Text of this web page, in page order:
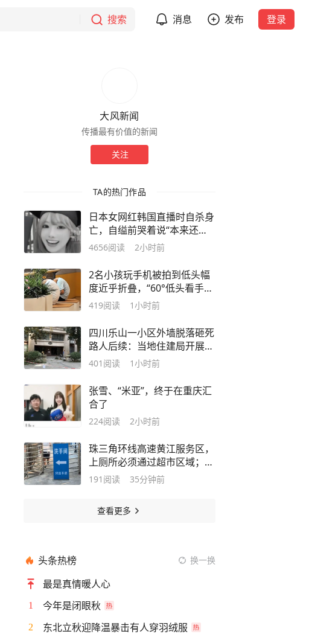
搜索 消息 发布 登录
大风新闻
传播最有价值的新闻
关注
TA的热门作品
日本女网红韩国直播时自杀身
亡，自缢前哭着说“本来还想
多活一会儿”；此前因所追男
宣布“退圈”网暴升级
4656阅读 2小时前
2名小孩玩手机被拍到低头幅
度近乎折叠，“60°低头看手机
=脖子扛50斤水泥”，医生：长
可能瘫痪
419阅读 1小时前
四川乐山一小区外墙脱落砸死
路人后续：当地住建局开展全
区排查整治，事发小区多楼栋
401 阅读 1小时前
张雪、“米亚”，终于在重庆汇
合了
224阅读 2小时前
珠三角环线高速黄江服务区，
上厕所必须通过超市区域；东
莞交控：设置符合规定，未强
191 阅读 35分钟前
查看更多
头条热榜 换一换
最是真情暖人心
1 今年是闭眼秋
2 东北立秋迎降温暴击有人穿羽绒服